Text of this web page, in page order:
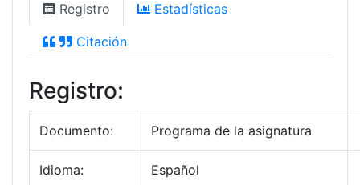
Registro Estadísticas
Citación
Registro:
Documento: Programa de la asignatura
Idioma: Español